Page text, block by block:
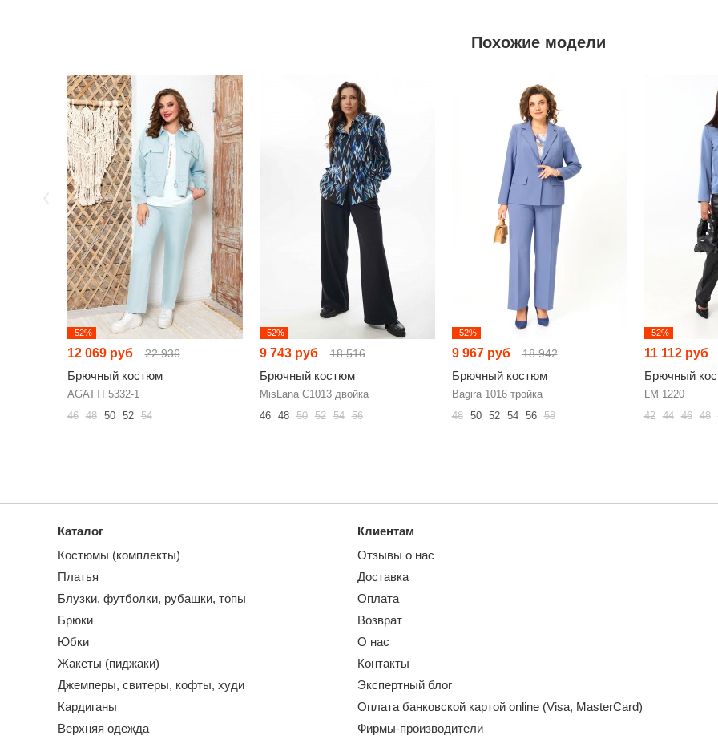
Похожие модели
-52%
12 069 руб 22 936
Брючный костюм
AGATTI 5332-1
46 48 50 52 54
-52%
9 743 руб 18 516
Брючный костюм
MisLana С1013 двойка
46
48 50 52 54 56
-52%
9 967 руб 18 942
Брючный костюм
Bagira 1016 тройка
48
50 52 54 56 58
-52%
11 112 руб
Брючный
LM 1220
42 44 46 48
Каталог
Костюмы (комплекты)
Платья
Блузки, футболки, рубашки, топы
Брюки
Юбки
Жакеты (пиджаки)
Джемперы, свитеры, кофты, худи
Кардиганы
Верхняя одежда
Клиентам
Отзывы о нас
Доставка
Оплата
Возврат
О нас
Контакты
Экспертный блог
Оплата банковской картой online (Visa, MasterCard)
Фирмы-производители